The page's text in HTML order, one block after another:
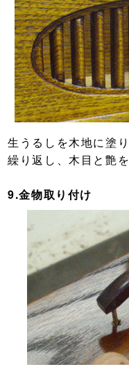
生うるしを木地に塗
繰り返し、木目と艶を
9.金物取り付け